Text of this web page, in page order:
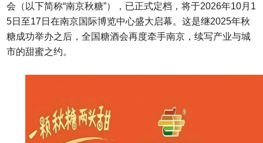
会 （以下简称“南京秋糖”），已正式定档，将于2026年10月1
5日至17日在南京国际博览中心盛大启幕。这是继2025年秋
糖成功举办之后， 全国糖酒会再度牵手南京，续写产业与城
市的甜蜜之约。